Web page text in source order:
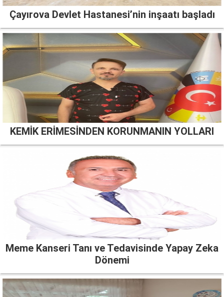
Çayırova Devlet Hastanesi’nin inşaatı başladı
KEMİK ERİMESİNDEN KORUNMANIN YOLLARI
Meme Kanseri Tanı ve Tedavisinde Yapay Zeka
Dönemi